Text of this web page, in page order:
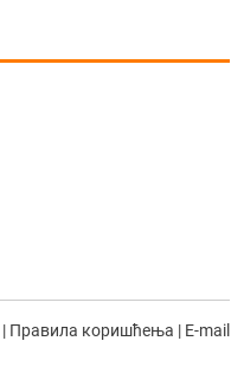
| Правила коришћења | E-mail